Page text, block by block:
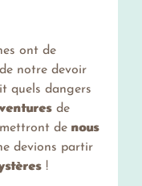
ont de
notre devoir
quels dangers
de
denous
devions partir
!